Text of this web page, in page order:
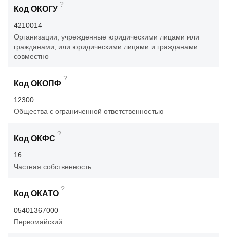
Код ОКОГУ
?
4210014
Организации, учрежденные юридическими лицами или
гражданами, или юридическими лицами и гражданами
совместно
Код ОКОПФ
?
12300
Общества с ограниченной ответственностью
Код ОКФС
?
16
Частная собственность
Код ОКАТО
?
05401367000
Первомайский